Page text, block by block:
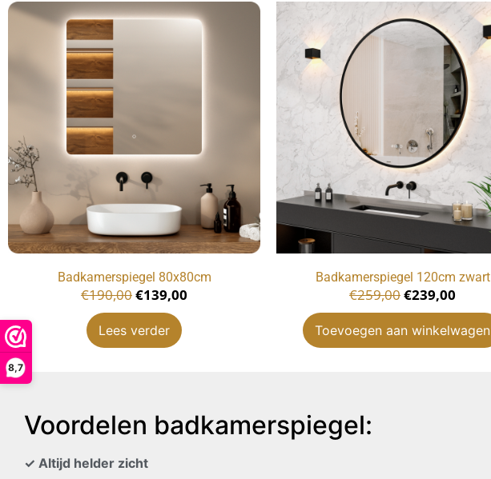
8,7
Badkamerspiegel 80x80cm
€190,00€139,00
Lees verder
Badkamerspiegel 120cm zwart
€259,00€239,00
Toevoegen aan winkelwagen
Voordelen badkamerspiegel:
✓ Altijd helder zicht